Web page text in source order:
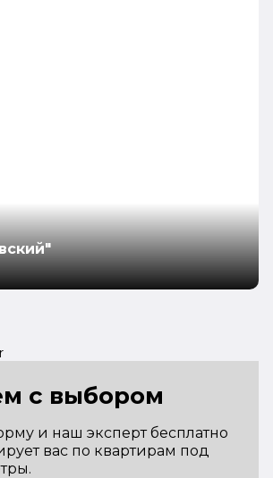
с выбором
и наш эксперт бесплатно
вас по квартирам под